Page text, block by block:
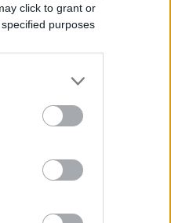
click to grant or
purposes